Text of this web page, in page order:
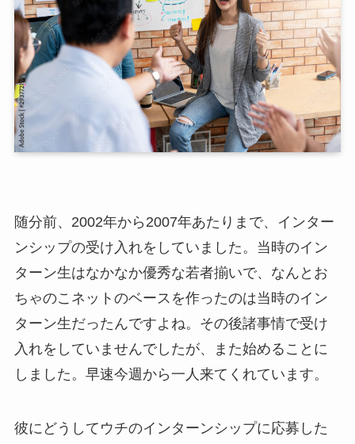
随分前、2002年から2007年あたりまで、インター
ンシップの受け入れをしていました。当時のイン
ターン生はなかなか優秀な若者揃いで、なんとお
ちゃのこネットのベースを作ったのは当時のイン
ターン生だったんですよね。その後諸事情で受け
入れをしていませんでしたが、また始めることに
しました。早速今週から一人来てくれています。
彼にどうしてウチのインターンシップに応募した